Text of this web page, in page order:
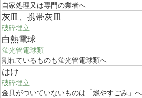
自家処理又は専門の業者へ
灰皿、携帯灰皿
破砕埋立
白熱電球
蛍光管電球類
割れているものも蛍光管電球類へ
はけ
破砕埋立
金具がついていないものは「燃やすごみ」へ